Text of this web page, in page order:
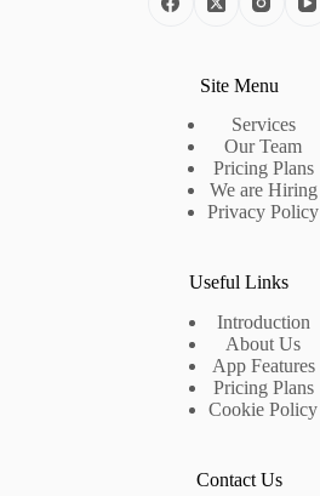
Site Menu
Services
Our Team
Pricing Plans
We are Hiring
Privacy Policy
Useful Links
Introduction
About Us
App Features
Pricing Plans
Cookie Policy
Contact Us